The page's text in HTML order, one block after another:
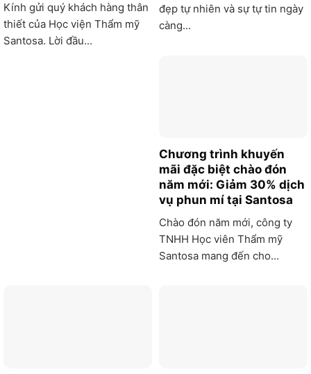
Kính gửi quý khách hàng thân
thiết của Học viện Thẩm mỹ
Santosa. Lời đầu...
đẹp tự nhiên và sự tự tin ngày
càng...
Chương trình khuyến
mãi đặc biệt chào đón
năm mới: Giảm 30% dịch
vụ phun mí tại Santosa
Chào đón năm mới, công ty
TNHH Học viên Thẩm mỹ
Santosa mang đến cho...